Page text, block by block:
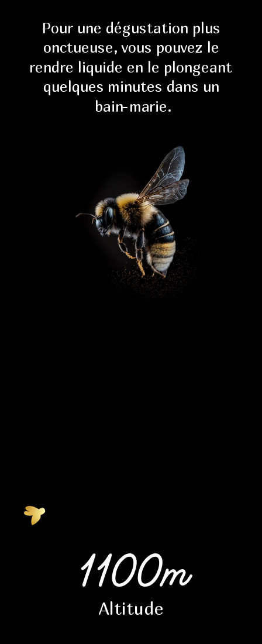
Pour une dégustation plus
onctueuse, vous pouvez le
rendre liquide en le plongeant
quelques minutes dans un
bain-marie.
1100m
Altitude